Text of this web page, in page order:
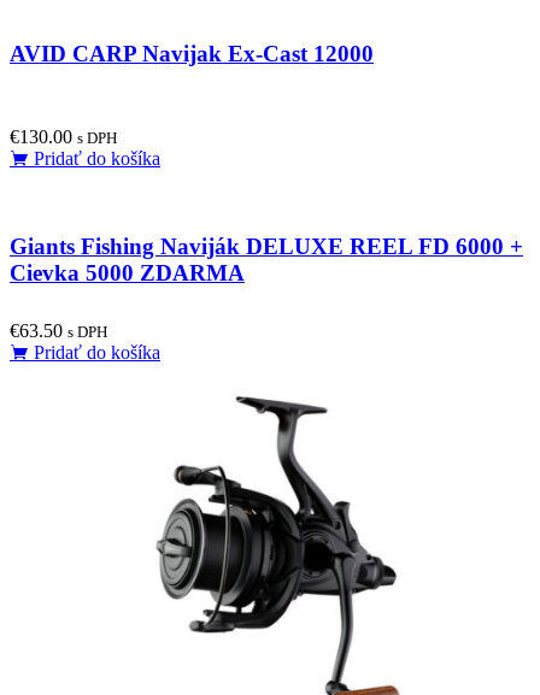
page
variants.
chosen
page
AVID CARP Navijak Ex-Cast 12000
€130.00 s DPH
Pridať do košíka
Giants Fishing Naviják DELUXE REEL FD 6000 +
Cievka 5000 ZDARMA
€63.50 s DPH
Pridať do košíka